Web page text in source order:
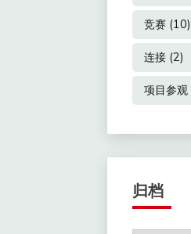
竞赛(10)
连接(2)
项目参观
归档